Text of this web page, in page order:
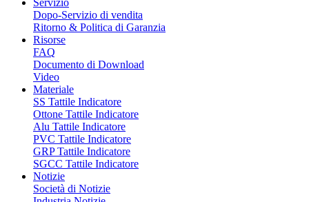
Servizio
Dopo-Servizio di vendita
Ritorno & Politica di Garanzia
Risorse
FAQ
Documento di Download
Video
Materiale
SS Tattile Indicatore
Ottone Tattile Indicatore
Alu Tattile Indicatore
PVC Tattile Indicatore
GRP Tattile Indicatore
SGCC Tattile Indicatore
Notizie
Società di Notizie